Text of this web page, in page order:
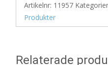
Artikelnr: 11957
Produkter
Relaterade